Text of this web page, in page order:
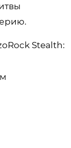
Stealth: